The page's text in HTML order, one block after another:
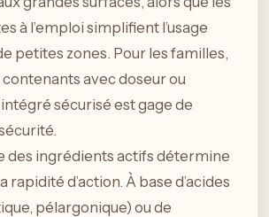
à l’emploi simplifient l’usage
petites zones. Pour les familles,
avec doseur ou
sécurisé est gage de
des ingrédients actifs détermine
rapidité d’action. À base d’acides
pélargonique) ou de